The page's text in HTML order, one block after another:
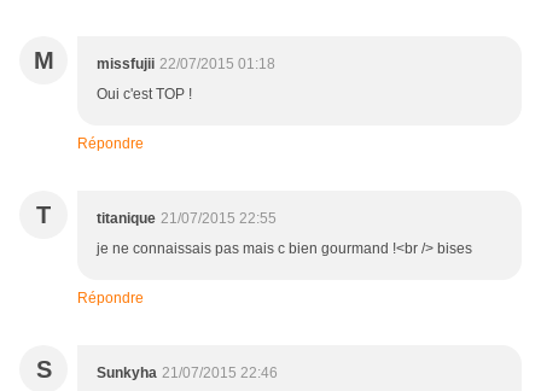
M missfujii 22/07/2015 01:18
Oui c'est TOP !
Répondre
T titanique 21/07/2015 22:55
je ne connaissais pas mais c bien gourmand !<br /> bises
Répondre
S Sunkyha 21/07/2015 22:46